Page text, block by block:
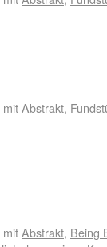
mitAbstrakt,
mitAbstrakt, Being